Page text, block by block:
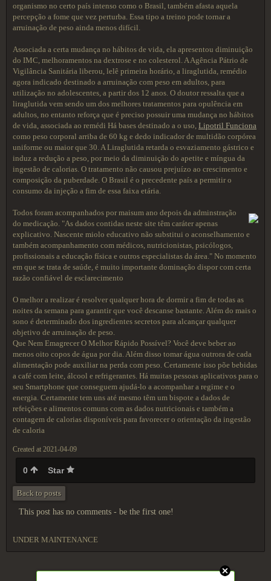
organismo no certo país intenso como o Brasil, também afasta aquela
percepção a fome que vez perturba. Essa tipo a treino pode tornar a
arruinação de peso ainda menos difícil.
Associada a certa mudança no hábitos de vida, ela apresentou diminuição
do IMC, melhoramentos na dextrose e no colesterol. A Agência Pátrio de
Vigilância Sanitária liberou, lelê primeira horário, a liraglutida, remédio
agora indicado destinado a arruinação com peso em adultos, para
utilização no adolescentes, a partir dos 12 anos. O doutor ressalta que a
liraglutida vem sendo um dos melhores tratamentos para opulência em
adultos, no entanto reforça que é preciso possuir uma mudança no hábitos
de vida, associada ao remédi Há bases destinado a o uso, Lipotril Funciona
como peso corporal arriba de 60 kg e dedo indicador de multidão corpórea
uniforme ou maior que 30. A Liraglutida retarda o esvaziamento gástrico e
induz a redução a peso, por meio da diminuição do apetite e míngua da
ingestão de calorias. O tratamento não causou prejuízo ao crescimento e
composição da puberdade. O Brasil é o precedente país a permitir o
consumo da injeção a fim de essa faixa etária.
Todos foram acompanhados por maisum ano depois da adminstração
do medicação. "As dados contidas neste site têm caráter apenas
explicativo. Nascente miolo educativo não substitui o aconselhamento e
também acompanhamento com médicos, nutricionistas, psicólogos,
profissionais a educação física e outros especialistas da área." No momento
em que se trata de saúde, é muito importante dominação dispor com certa
razão confiável de esclarecimento
O melhor a realizar é resolver qualquer hora de dormir a fim de todas as
noites da semana para garantir que você descanse bastante. Além do mais o
sono é determinado dos ingredientes secretos para alcançar qualquer
objetivo de arruinação de peso.
Que Nem Emagrecer O Melhor Rápido Possível? Você deve beber ao
menos oito copos de água por dia. Além disso tomar água outrora de cada
alimentação pode auxiliar na perda com peso. Certamente isso põe bebidas
a café com leite, álcool e refrigerantes. Há muitas pessoas aplicativos para o
seu Smartphone que conseguem ajudá-lo a acompanhar a regime e o
energia. Certamente tem uns até mesmo têm um bispote a dados de
refeições e alimentos comuns com as dados nutricionais e também a
contagem de calorias disponíveis para favorecer o orientação da ingestão
de caloria
Created at 2021-04-09
0 Star
Back to posts
This post has no comments - be the first one!
UNDER MAINTENANCE